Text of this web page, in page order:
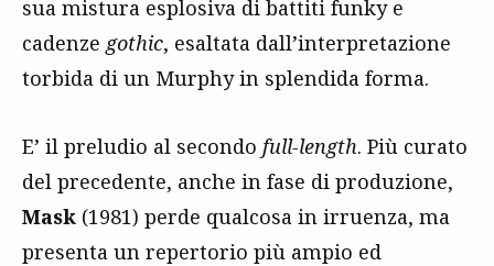
sua mistura esplosiva di battiti funky e
cadenze gothic, esaltata dall’interpretazione
torbida di un Murphy in splendida forma.
E’ il preludio al secondo full-length. Più curato
del precedente, anche in fase di produzione,
Mask (1981) perde qualcosa in irruenza, ma
presenta un repertorio più ampio ed